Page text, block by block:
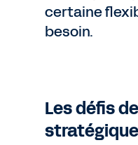
certaine
besoin.
Les défis
stratégique